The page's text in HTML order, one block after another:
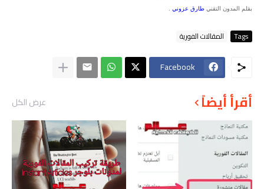
بقلم المدون التقني طارق عزوني
Tags المقالات الفورية
Facebook
أقرأ أيضاً عرض الكل